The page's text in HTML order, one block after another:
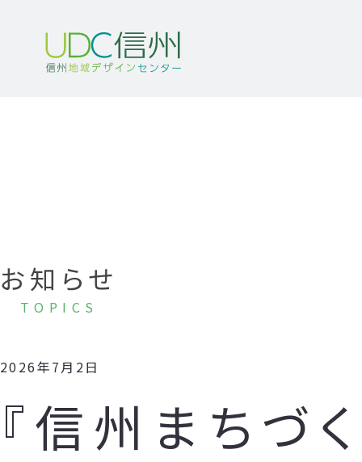
お知らせ
TOPICS
2026年7月2日
『信州まちづ